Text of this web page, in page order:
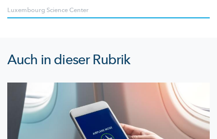
Luxembourg Science Center
Auch in dieser Rubrik